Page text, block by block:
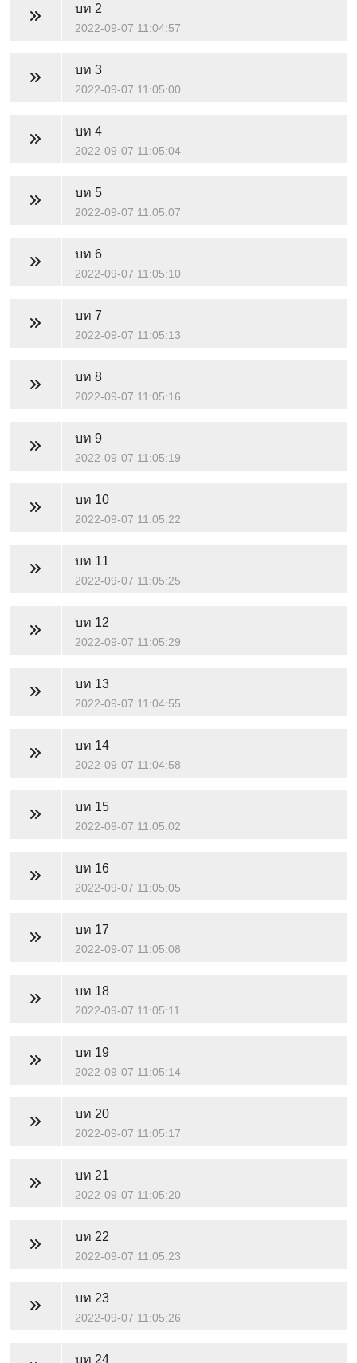
บท 2
2022-09-07 11:04:57
บท 3
2022-09-07 11:05:00
บท 4
2022-09-07 11:05:04
บท 5
2022-09-07 11:05:07
บท 6
2022-09-07 11:05:10
บท 7
2022-09-07 11:05:13
บท 8
2022-09-07 11:05:16
บท 9
2022-09-07 11:05:19
บท 10
2022-09-07 11:05:22
บท 11
2022-09-07 11:05:25
บท 12
2022-09-07 11:05:29
บท 13
2022-09-07 11:04:55
บท 14
2022-09-07 11:04:58
บท 15
2022-09-07 11:05:02
บท 16
2022-09-07 11:05:05
บท 17
2022-09-07 11:05:08
บท 18
2022-09-07 11:05:11
บท 19
2022-09-07 11:05:14
บท 20
2022-09-07 11:05:17
บท 21
2022-09-07 11:05:20
บท 22
2022-09-07 11:05:23
บท 23
2022-09-07 11:05:26
บท 24